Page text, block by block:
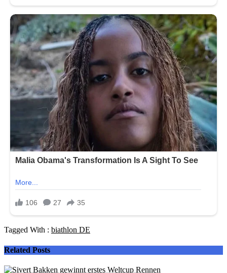
Tagged With : biathlon DE
Related Posts